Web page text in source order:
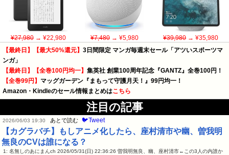
¥27,980→ ¥22,980 ¥7,480→ ¥5,980 ¥39,980→ ¥35,980
【最終日】【最大50%還元】 3日間限定 マンガ毎週末セール「アツいスポーツマ
ンガ」
【最終日】【全巻100円均一】 集英社 創業100周年記念『GANTZ』全巻100円！
【全巻99円】 マッグガーデン『まもって守護月天！』99円均一！
Amazon・Kindleのセール情報まとめはこちら
注目の記事
2026/06/03 19:30 あとで読む 🐦Tweet
【カグラバチ】もしアニメ化したら、座村清市や幽、曽我明
無良のCVは誰になる？
1: 名無しのあにまんch 2026/05/31(日) 22:36:26 曽我明無良、幽、座村清市←この3人の内誰か